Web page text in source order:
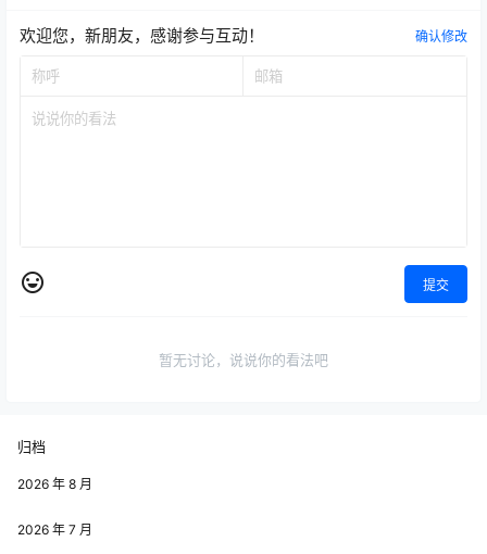
欢迎您，新朋友，感谢参与互动！ 确认修改
提交
暂无讨论，说说你的看法吧
归档
2026 年 8 月
2026 年 7 月